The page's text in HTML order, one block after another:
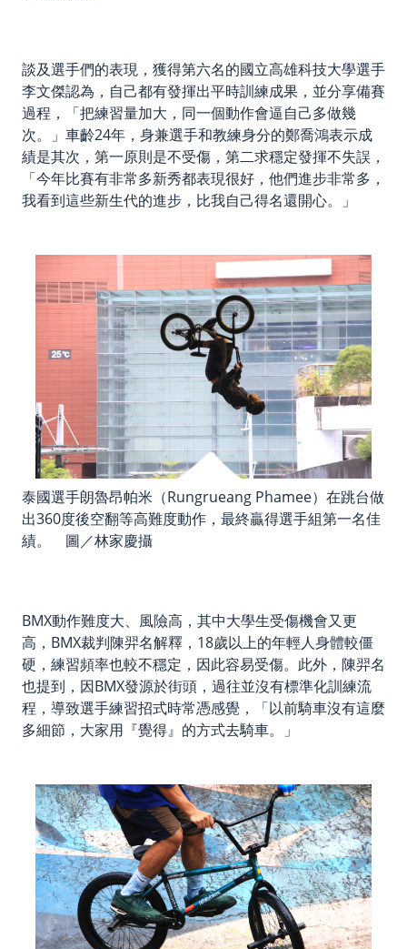
談及選手們的表現，獲得第六名的國立高雄科技大學選手
李文傑認為，自己都有發揮出平時訓練成果，並分享備賽
過程，「把練習量加大，同一個動作會逼自己多做幾
次。」車齡24年，身兼選手和教練身分的鄭喬鴻表示成
績是其次，第一原則是不受傷，第二求穩定發揮不失誤，
「今年比賽有非常多新秀都表現很好，他們進步非常多，
我看到這些新生代的進步，比我自己得名還開心。」
泰國選手朗魯昂帕米（Rungrueang Phamee）在跳台做
出360度後空翻等高難度動作，最終贏得選手組第一名佳
績。 圖／林家慶攝
BMX動作難度大、風險高，其中大學生受傷機會又更
高，BMX裁判陳羿名解釋，18歲以上的年輕人身體較僵
硬，練習頻率也較不穩定，因此容易受傷。此外，陳羿名
也提到，因BMX發源於街頭，過往並沒有標準化訓練流
程，導致選手練習招式時常憑感覺，「以前騎車沒有這麼
多細節，大家用『覺得』的方式去騎車。」